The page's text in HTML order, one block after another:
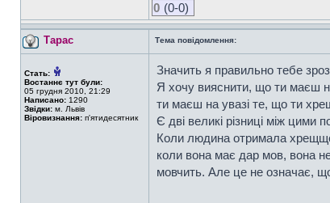
0 (0-0)
Тарас Тема повідомлення:
Стать:
Востаннє тут були:
05 грудня 2010, 21:29
Написано: 1290
Звідки: м. Львів
Віровизнання: п'ятидесятник
Значить я правильно тебе
Я хочу вияснити, що ти маєш
ти маєш на увазі те, що ти
Є дві великі різниці між цими
Коли людина отримала
коли вона має дар мов, вона
мовчить. Але це не означає,